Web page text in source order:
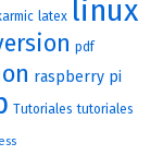
latex linux
pdf
raspberry pi
Tutoriales tutoriales